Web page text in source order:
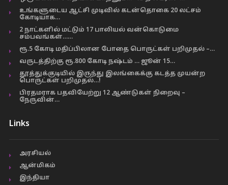
உங்களுடைய ஆட்சி முடிவில் கடன்தொகை 20 லட்சம்
கோடியாக…
2 நாட்களில் மட்டும் 17 பாலியல் வன்கொடுமை
சம்பவங்கள்……
ரூ.5 கோடி மதிப்பிலான போதை பொருட்கள் பறிமுதல் –…
வருடத்திற்கு ரூ.800 கோடி நஷ்டம் … ஜூன் 15…
தூத்துக்குடியில் இருந்து இலங்கைக்கு கடத்த முயன்ற
பொருட்கள் பறிமுதல்…!
பிரதமராக பதவியேற்று 12 ஆண்டுகள் நிறைவு –
நேருவின்…
Links
அரசியல்
ஆன்மிகம்
இந்தியா